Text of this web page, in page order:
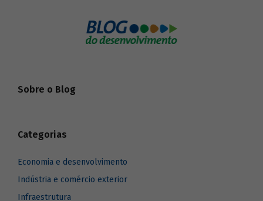
Sobre o Blog
Categorias
Economia e desenvolvimento
Indústria e comércio exterior
Infraestrutura